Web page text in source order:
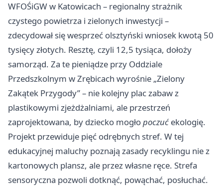
WFOŚiGW w Katowicach – regionalny strażnik
czystego powietrza i zielonych inwestycji –
zdecydował się wesprzeć olsztyński wniosek kwotą 50
tysięcy złotych. Resztę, czyli 12,5 tysiąca, dołoży
samorząd. Za te pieniądze przy Oddziale
Przedszkolnym w Zrębicach wyrośnie „Zielony
Zakątek Przygody” – nie kolejny plac zabaw z
plastikowymi zjeżdżalniami, ale przestrzeń
zaprojektowana, by dziecko mogłopoczuć ekologię.
Projekt przewiduje pięć odrębnych stref. W tej
edukacyjnej maluchy poznają zasady recyklingu nie z
kartonowych plansz, ale przez własne ręce. Strefa
sensoryczna pozwoli dotknąć, powąchać, posłuchać.